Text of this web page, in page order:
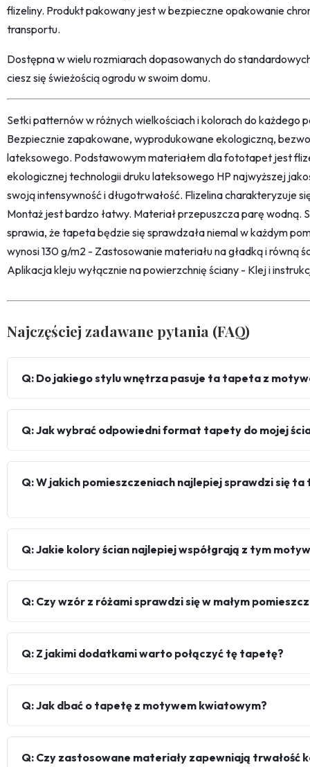
flizeliny. Produkt pakowany jest w bezpieczne opakowanie
transportu.
Dostępna w wielu rozmiarach dopasowanych do
ciesz się świeżością ogrodu w swoim domu.
Setki patternów w różnych wielkościach i kolorach do każdego
Bezpiecznie zapakowane, wyprodukowane ekologiczną,
lateksowego. Podstawowym materiałem dla fototapet jest
ekologicznej technologii druku lateksowego HP najwyższej
swoją intensywność i długotrwałość. Flizelina charakteryzuje
Montaż jest bardzo łatwy. Materiał przepuszcza parę wodną.
sprawia, że tapeta będzie się sprawdzała niemal w każdym
wynosi 130 g/m2 - Zastosowanie materiału na gładką i równą
Aplikacja kleju wyłącznie na powierzchnię ściany - Klej i
Najczęściej zadawane pytania (FAQ)
Q: Do jakiego stylu wnętrza pasuje ta tapeta z
Q: Jak wybrać odpowiedni format tapety do mojej
Q: W jakich pomieszczeniach najlepiej sprawdzi się
Q: Jakie kolory ścian najlepiej współgrają z tym
Q: Czy wzór z różami sprawdzi się w małym
Q: Z jakimi dodatkami warto połączyć tę tapetę?
Q: Jak dbać o tapetę z motywem kwiatowym?
Q: Czy zastosowane materiały zapewniają trwałość